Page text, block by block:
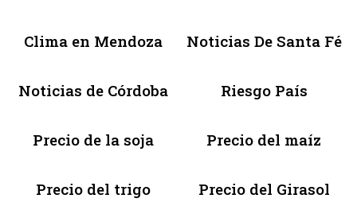
Clima en Mendoza Noticias De Santa Fé
Noticias de Córdoba Riesgo País
Precio de la soja Precio del maíz
Precio del trigo Precio del Girasol